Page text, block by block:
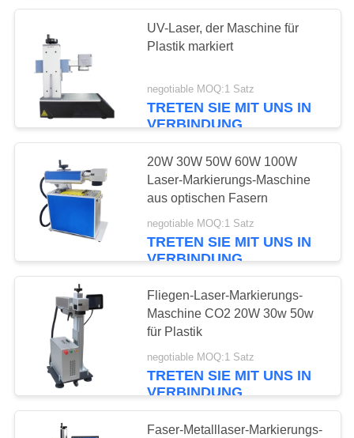
FORDERN
SIE
ZITAT
SITEMAP
PRIVACY
POLICY
UV-Laser, der Maschine für
Plastik markiert
negotiable MOQ:1 Satz
TRETEN SIE MIT UNS IN
VERBINDUNG
20W 30W 50W 60W 100W
Laser-Markierungs-Maschine
aus optischen Fasern
negotiable MOQ:1 Satz
TRETEN SIE MIT UNS IN
VERBINDUNG
Fliegen-Laser-Markierungs-
Maschine CO2 20W 30w 50w
für Plastik
negotiable MOQ:1 Satz
TRETEN SIE MIT UNS IN
VERBINDUNG
Faser-Metalllaser-Markierungs-